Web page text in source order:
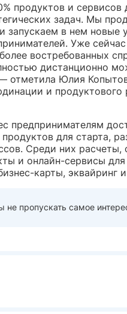
продуктов и сервисов
задач. Мы
запускаем в нем новые
Уже
востребованных
дистанционно
отметила Юлия
и
предпринимателям
для старта,
Среди них расчеты,
и онлайн-сервисы
карты, эквайринг
не пропускать самое